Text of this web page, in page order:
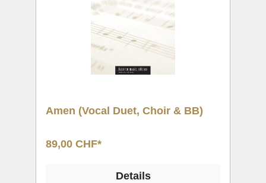
Amen (Vocal Duet, Choir & BB)
89,00 CHF*
Details